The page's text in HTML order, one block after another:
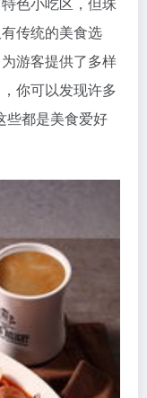
传统的美食选
游客提供了多样
你可以发现许多
些都是美食爱好